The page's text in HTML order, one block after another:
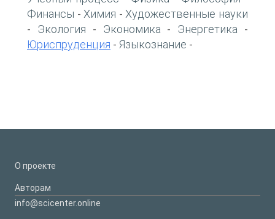
Финансы - Химия - Художественные науки
- Экология - Экономика - Энергетика -
Юриспруденция - Языкознание -
О проекте
Авторам
info@scicenter.online